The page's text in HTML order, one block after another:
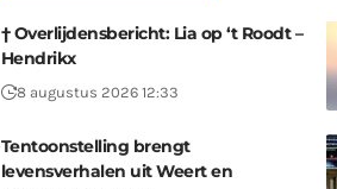
† Overlijdensbericht: Lia op ‘t Roodt –
Hendrikx
8 augustus 2026 12:33
Tentoonstelling brengt
levensverhalen uit Weert en